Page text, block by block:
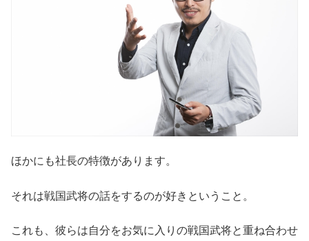
ほかにも社長の特徴があります。
それは戦国武将の話をするのが好きということ。
これも、彼らは自分をお気に入りの戦国武将と重ね合わせ